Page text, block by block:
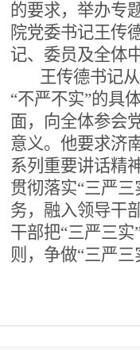
的要求，举办专
院党委书记王传
记、委员及全体
王传德书记
“不严不实”的具
面，向全体参会
意义。他要求济
系列重要讲话精
贯彻落实“三严
务，融入领导干
干部把“三严三
则，争做“三严